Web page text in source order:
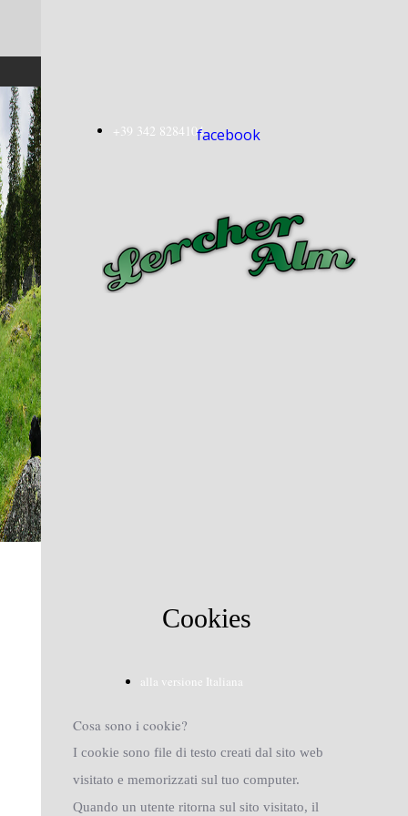
+39 342 8284104facebook
Cookies
alla versione Italiana
Cosa sono i cookie?
I cookie sono file di testo creati dal sito web
visitato e memorizzati sul tuo computer.
Quando un utente ritorna sul sito visitato, il